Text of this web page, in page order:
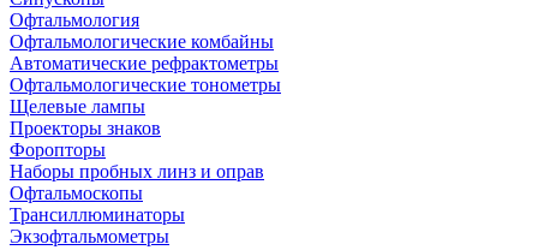
Офтальмология
Офтальмологические комбайны
Автоматические рефрактометры
Офтальмологические тонометры
Щелевые лампы
Проекторы знаков
Форопторы
Наборы пробных линз и оправ
Офтальмоскопы
Трансиллюминаторы
Экзофтальмометры